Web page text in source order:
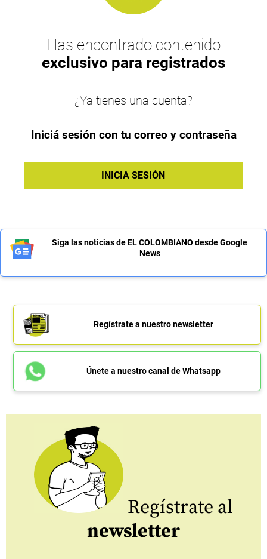
Has encontrado contenido
exclusivo para registrados
¿Ya tienes una cuenta?
Iniciá sesión con tu correo y contraseña
INICIA SESIÓN
Siga las noticias de EL COLOMBIANO desde Google
News
Regístrate a nuestro newsletter
Únete a nuestro canal de Whatsapp
Regístrate al
newsletter